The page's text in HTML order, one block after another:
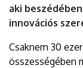
aki
innovációs
Csaknem 30
összességében